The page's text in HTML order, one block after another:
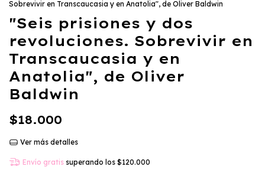
Sobrevivir en Transcaucasia y en Anatolia", de Oliver Baldwin
"Seis prisiones y dos
revoluciones. Sobrevivir en
Transcaucasia y en
Anatolia", de Oliver
Baldwin
$18.000
Ver más detalles
Envío gratis superando los $120.000